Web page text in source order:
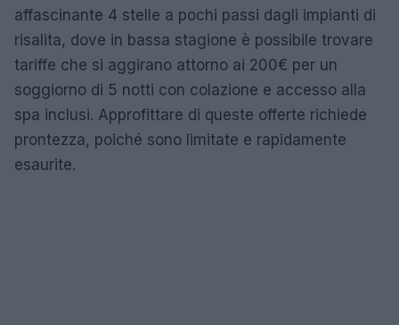
affascinante 4 stelle a pochi passi dagli impianti di
risalita, dove in bassa stagione è possibile trovare
tariffe che si aggirano attorno ai 200€ per un
soggiorno di 5 notti con colazione e accesso alla
spa inclusi. Approfittare di queste offerte richiede
prontezza, poiché sono limitate e rapidamente
esaurite.